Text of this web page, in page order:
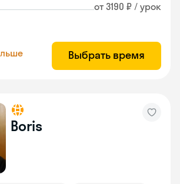
от 3190 ₽ / урок
Выбрать время
Boris